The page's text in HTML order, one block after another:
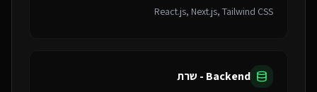
React.js, Next.js, Tailwind CSS
Backend - שרת